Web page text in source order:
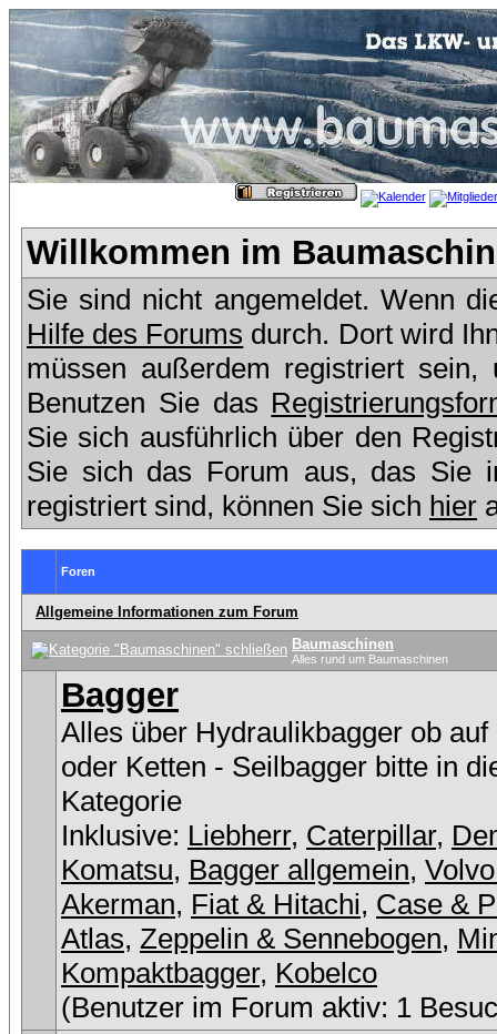
Willkommen im
Sie sind nicht angemeldet. Wenn
Hilfe des Forums durch. Dort wird
müssen außerdem registriert
Benutzen Sie das
Sie sich ausführlich über den
Sie sich das Forum aus, das Sie
registriert sind, können Sie sich hier
Foren
Allgemeine Informationen zum Forum
Baumaschinen
Alles rund um Baumaschinen
Bagger
Alles über Hydraulikbagger ob auf
oder Ketten - Seilbagger bitte in
Kategorie
Inklusive: Liebherr, Caterpillar,
Komatsu, Bagger allgemein,
Akerman, Fiat & Hitachi, Case &
Atlas, Zeppelin & Sennebogen,
Kompaktbagger, Kobelco
(Benutzer im Forum aktiv: 1